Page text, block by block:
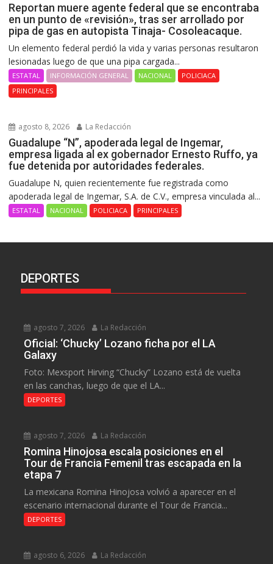
Reportan muere agente federal que se encontraba
en un punto de «revisión», tras ser arrollado por
pipa de gas en autopista Tinaja- Cosoleacaque.
Un elemento federal perdió la vida y varias personas resultaron
lesionadas luego de que una pipa cargada...
ESTATAL INFORMACIÓN GENERAL NACIONAL
POLICIACA
PRINCIPALES
agosto 8, 2026 La Redacción
Guadalupe “N”, apoderada legal de Ingemar,
empresa ligada al ex gobernador Ernesto Ruffo, ya
fue detenida por autoridades federales.
Guadalupe N, quien recientemente fue registrada como
apoderada legal de Ingemar, S.A. de C.V., empresa vinculada al...
ESTATAL NACIONAL POLICIACA PRINCIPALES
DEPORTES
agosto 7, 2026 La Redacción
Oficial: ‘Chucky’ Lozano ficha por el LA
Galaxy
Foto: Mexsport Hirving “Chucky” Lozano está de vuelta
en las canchas, luego de que el LA...
DEPORTES
agosto 7, 2026 La Redacción
Romina Hinojosa escala posiciones en el
Tour de Francia Femenil tras escapada en la
etapa 7
La mexicana Romina Hinojosa volvió a aparecer en el
escenario internacional durante el Tour de Francia...
DEPORTES
agosto 6, 2026 La Redacción